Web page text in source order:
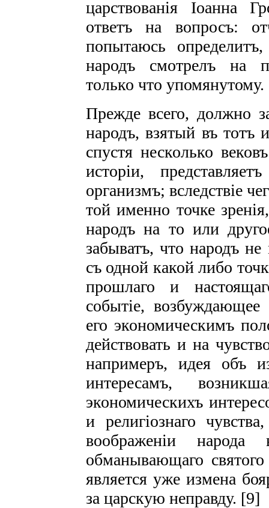
царствованія Іоанна
ответъ на вопросъ:
попытаюсь
народъ смотрелъ на
только что упомянутому.
Прежде всего, должно
народъ, взятый въ тотъ
спустя несколько
исторіи,
организмъ; вследствіе
той именно точке
народъ на то или
забыватъ, что народъ
съ одной какой либо
прошлаго и
событіе, возбуждающее
его экономическимъ
действовать и на
напримеръ, идея объ
интересамъ,
экономическихъ
и религіознаго
воображеніи
обманывающаго
является уже измена
за царскую неправду. [9]